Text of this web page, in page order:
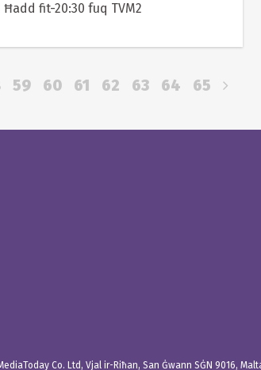
fit-20:30 fuq TVM2
59 60 61 62 63 64 65
Co. Ltd, Vjal ir-Riħan, San Ġwann SĠN 9016,